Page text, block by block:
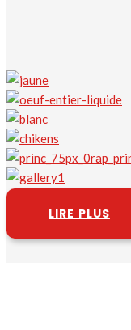
LIRE PLUS